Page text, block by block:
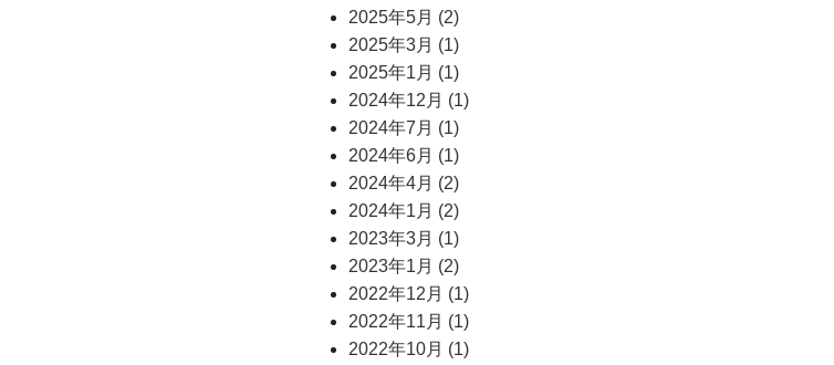
2025年5月 (2)
2025年3月 (1)
2025年1月 (1)
2024年12月 (1)
2024年7月 (1)
2024年6月 (1)
2024年4月 (2)
2024年1月 (2)
2023年3月 (1)
2023年1月 (2)
2022年12月 (1)
2022年11月 (1)
2022年10月 (1)